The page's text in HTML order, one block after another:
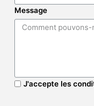
Message
J'accepte les